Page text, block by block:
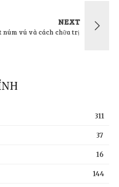
NEXT
núm vú và cách chữa trị
311
37
16
144